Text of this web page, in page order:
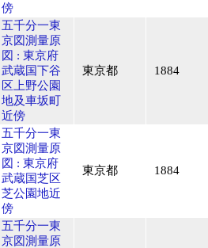
傍
五千分一東
京図測量原
図 : 東京府
武蔵国下谷
区上野公園
地及車坂町
近傍
東京都 1884
五千分一東
京図測量原
図 : 東京府
武蔵国芝区
芝公園地近
傍
東京都 1884
五千分一東
京図測量原